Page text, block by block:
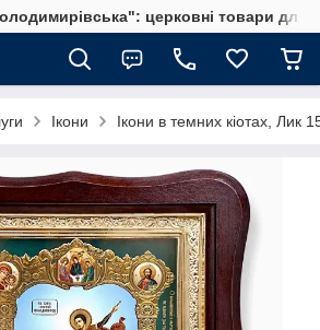
церковні товари для
Ікони Ікони в темних кіотах, Лик